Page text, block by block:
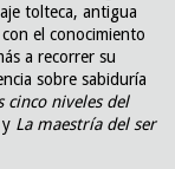
tolteca, antigua
el conocimiento
a recorrer su
sobre sabiduría
cinco niveles del
y La maestría del ser